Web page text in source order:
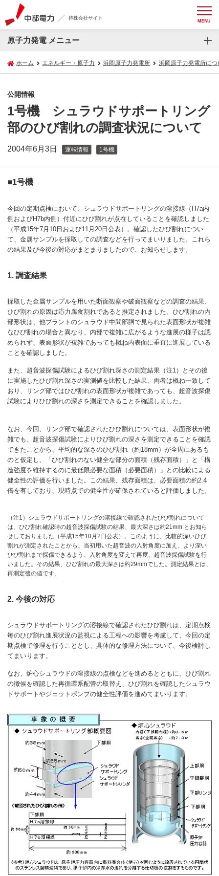
持株会社サイト MENU
原子力発電 メニュー
ホーム エネルギー・原子力 浜岡原子力発電所 浜岡原子力発電所につ
公開情報
1号機 シュラウドサポートリング
部のひび割れの調査状況について
2004年6月3日 運転情報 1号機
■1号機
今回の定期点検において、シュラウドサポートリングの溶接線（H7a内
側およびH7b内側）付近にひび割れが点在していることを確認しました
（平成15年7月10日および11月20日公表）。確認したひび割れについ
て、金属サンプルを採取しての調査などを行ってまいりました。これら
の結果及び今後の対応がまとまりましたので、お知らせします。
1. 調査結果
採取した金属サンプルを用いた断面観察や破面観察などの調査の結果、
ひび割れの原因は応力腐食割れであると推定されました。ひび割れの内
部形状は、他プラントのシュラウド中間部胴で見られた表面形状が複雑
なひび割れの場合と異なり、内部で複雑に広がるような進展の様子は認
められず、表面形状が複雑であっても概ね内表面に垂直に進展している
ことを確認しました。
また、超音波探傷試験によるひび割れ深さの測定結果（注1）とその後
に実施したひび割れ深さの実測値を比較した結果、両者は概ね一致して
おり、リング部ではひび割れの表面形状が複雑であっても、超音波探傷
試験によりひび割れの深さを測定できることを確認しました。
なお、今回、リング部で確認されたひび割れについては、表面形状が複
雑でも、超音波探傷試験によりひび割れの深さを測定できることを確認
できたことから、平均的な深さのひび割れ（約18mm）が全周にあるも
のと仮定し、「ひび割れのない健全な部分の面積（残存面積）」と「構
造強度を維持するのに最低限必要な面積（必要面積）」との比較による
健全性の評価を行いました。この結果、残存面積は、必要面積の約2.4
倍を有しており、現時点での健全性が確保されていると評価しました。
（注1）シュラウドサポートリングの溶接線で確認されたひび割れについて
は、ひび割れ確認時の超音波探傷試験の結果、最大深さは約21mm とお知ら
せしておりました（平成15年10月2日公表）。このように、比較的深いひび
割れが測定されたことから、当初用いた超音波の入射角度に加え、より深い
ひび割れまで探傷できるよう、入射角度を変えて再度、超音波探傷試験を行
いました。その結果、ひび割れの最大深さは約29mmでした。測定結果とは、
再測定後の値です。
2. 今後の対応
シュラウドサポートリングの溶接線で確認されたひび割れは、定期点検
毎のひび割れ進展状況の監視による工程への影響を考慮して、今回の定
期点検で修理を行うこととし、具体的な修理方法について、今後検討し
てまいります。
なお、炉心シュラウドの溶接線の点検などを進めるとともに、ひび割れ
の徴候を確認した再循環系配管の取替え、ひび割れを確認したシュラウ
ドサポートやジェットポンプの健全性評価を進めてまいります。